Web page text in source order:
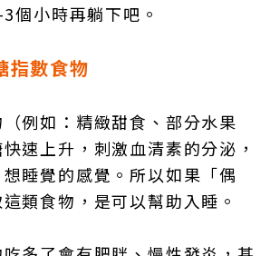
個小時再躺下吧。
指數食物
例如：精緻甜食、部分水果
速上升，刺激血清素的分泌，
睡覺的感覺。所以如果「偶
類食物，是可以幫助入睡。